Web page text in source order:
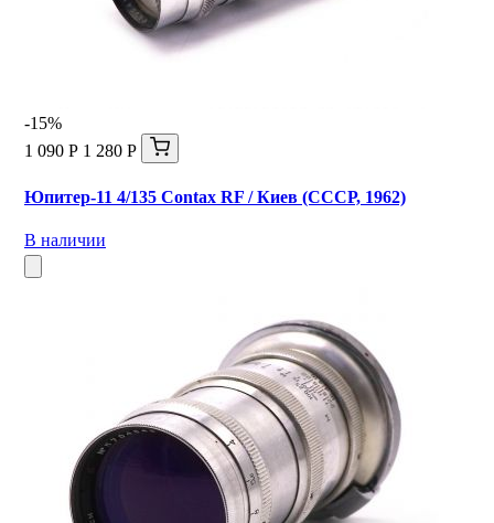
-15%
1 090 Р 1 280 Р
Юпитер-11 4/135 Contax RF / Киев (СССР, 1962)
В наличии